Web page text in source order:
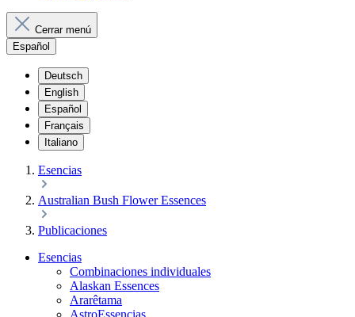
Cerrar menú
Español
Deutsch
English
Español
Français
Italiano
Esencias
Australian Bush Flower Essences
Publicaciones
Esencias
Combinaciones individuales
Alaskan Essences
Ararêtama
AstroEssencias